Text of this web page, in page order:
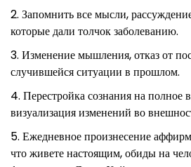
Запомнить все мысли,
которые дали толчок заболеванию.
Изменение мышления, отказ от
случившейся ситуации в прошлом.
Перестройка сознания на полное
визуализация изменений во
Ежедневное произнесение
что живете настоящим, обиды на